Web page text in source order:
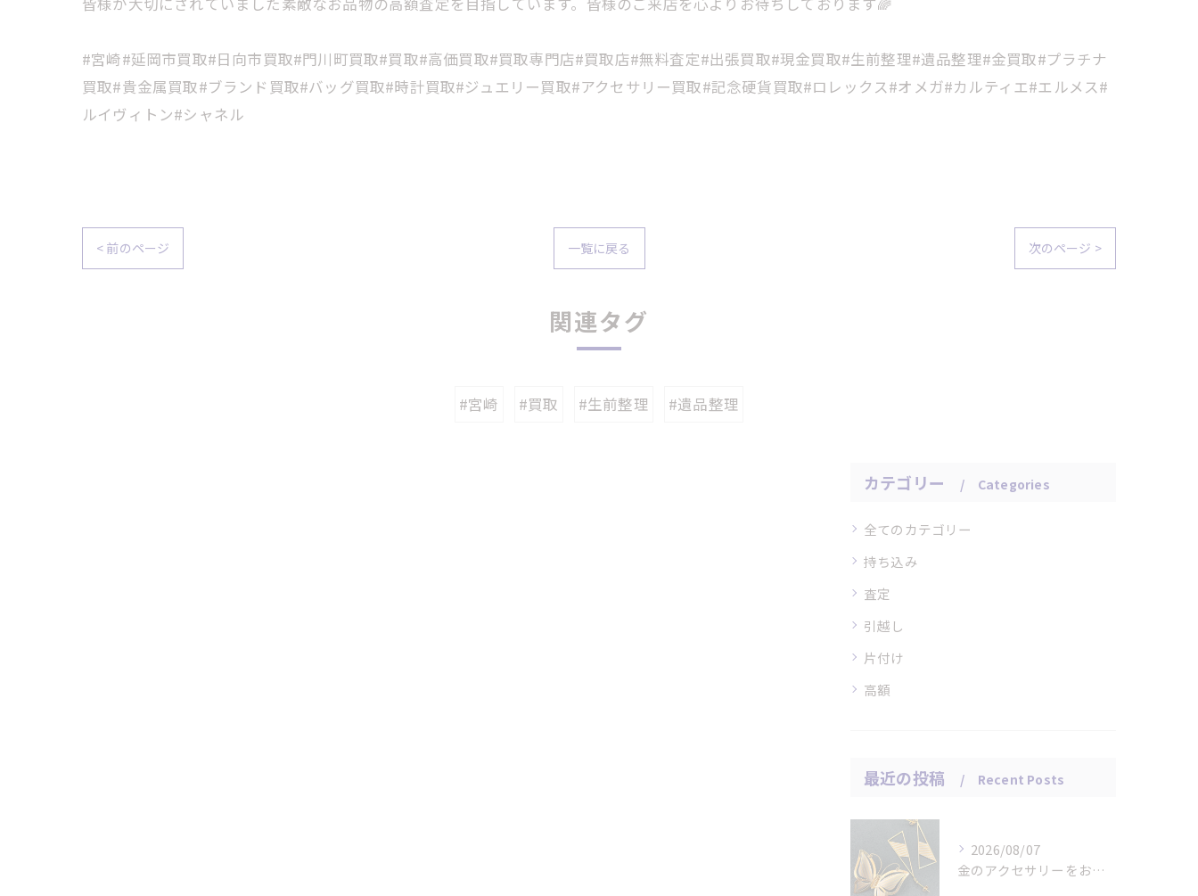
#宮崎#延岡市買取#日向市買取#門川町買取#買取#高価買取#買取専門店#買取店#無料査定#出張買取#現金買取#生前整理#遺品整理#金買取#プラチナ
買取#貴金属買取#ブランド買取#バッグ買取#時計買取#ジュエリー買取#アクセサリー買取#記念硬貨買取#ロレックス#オメガ#カルティエ#エルメス#
ルイヴィトン#シャネル
< 前のページ 一覧に戻る 次のページ >
関連タグ
#宮崎 #買取 #生前整理 #遺品整理
カテゴリー Categories
全てのカテゴリー
持ち込み
査定
引越し
片付け
高額
最近の投稿 Recent Posts
2026/08/07
金のアクセサリーをお買取りさせていただきました。